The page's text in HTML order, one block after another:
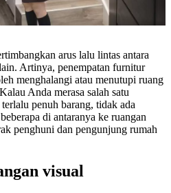
arus lalu lintas antara
Artinya, penempatan furnitur
menghalangi atau menutupi ruang
Anda merasa salah satu
penuh barang, tidak ada
di antaranya ke ruangan
penghuni dan pengunjung rumah
visual